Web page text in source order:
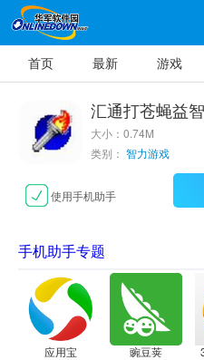
首页 最新 游戏
汇通打苍蝇益
大小：0.74M
类别： 智力游戏
使用手机助手
手机助手专题
应用宝 豌豆荚